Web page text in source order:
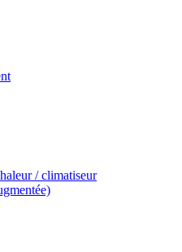
/ climatiseur